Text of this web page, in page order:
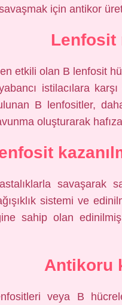
için antikor
Lenfosit
etkili olan B lenfosit
istilacılara
B lenfositler,
oluşturarak
savaşarak
sistemi ve
sahip olan edinilmiş
Antikoru
veya B